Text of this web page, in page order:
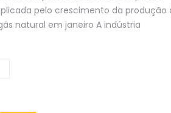
pelo crescimento da produção
natural em janeiro A indústria